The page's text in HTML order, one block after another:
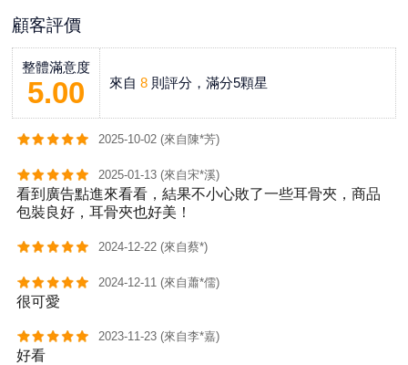
顧客評價
整體滿意度
5.00 來自8 則評分，滿分5顆星
2025-10-02 (來自陳*芳)
2025-01-13 (來自宋*溪)
看到廣告點進來看看，結果不小心敗了一些耳骨夾，商品
包裝良好，耳骨夾也好美！
2024-12-22 (來自蔡*)
2024-12-11 (來自蕭*儒)
很可愛
2023-11-23 (來自李*嘉)
好看